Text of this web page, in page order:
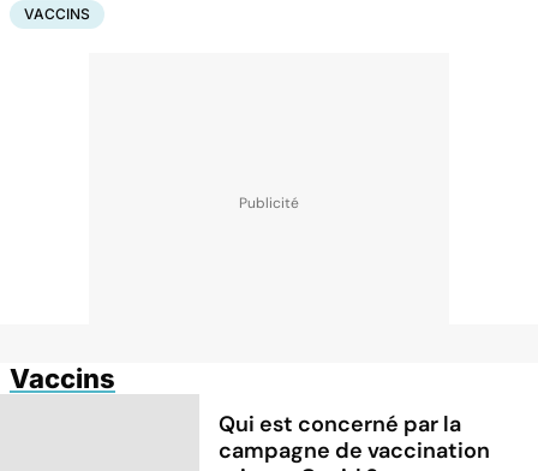
VACCINS
Vaccins
Qui est concerné par la
campagne de vaccination